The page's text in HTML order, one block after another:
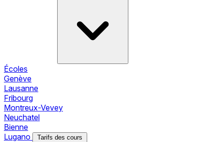
Écoles
Genève
Lausanne
Fribourg
Montreux-Vevey
Neuchatel
Bienne
Lugano
Tarifs des cours